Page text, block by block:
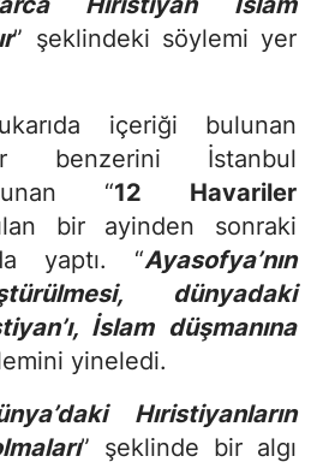
” şeklindeki söylemi yer
içeriği bulunan
benzerini İstanbul
“12 Havariler
bir ayinden sonraki
yaptı. “Ayasofya’nın
dünyadaki
İslam düşmanına
yineledi.
Hıristiyanların
” şeklinde bir algı